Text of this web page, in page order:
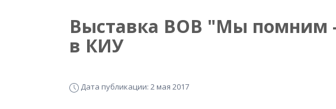
Выставка ВОВ "Мы помним
в КИУ
Дата публикации: 2 мая 2017